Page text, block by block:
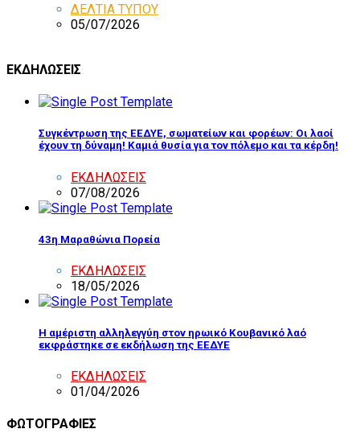
ΔΕΛΤΙΑ ΤΥΠΟΥ
05/07/2026
ΕΚΔΗΛΩΣΕΙΣ
Συγκέντρωση της ΕΕΔΥΕ, σωματείων και φορέων: Οι λαοί
έχουν τη δύναμη! Καμιά θυσία για τον πόλεμο και τα κέρδη!
ΕΚΔΗΛΩΣΕΙΣ
07/08/2026
43η Μαραθώνια Πορεία
ΕΚΔΗΛΩΣΕΙΣ
18/05/2026
Η αμέριστη αλληλεγγύη στον ηρωικό Κουβανικό λαό
εκφράστηκε σε εκδήλωση της ΕΕΔΥΕ
ΕΚΔΗΛΩΣΕΙΣ
01/04/2026
ΦΩΤΟΓΡΑΦΙΕΣ